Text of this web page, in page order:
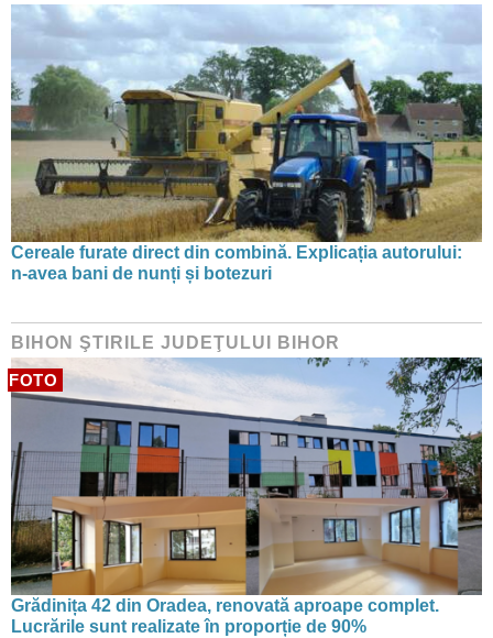
Cereale furate direct din combină. Explicația autorului:
n-avea bani de nunți și botezuri
BIHON ŞTIRILE JUDEŢULUI BIHOR
FOTO
Grădinița 42 din Oradea, renovată aproape complet.
Lucrările sunt realizate în proporție de 90%